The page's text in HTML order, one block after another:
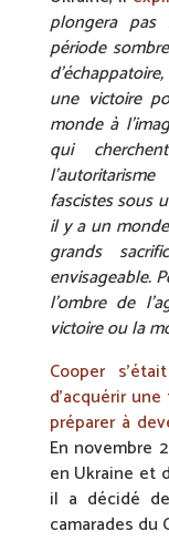
plongera pas
période
une victoire
monde à
qui
fascistes sous
il y a un
grands
envisageable.
l’ombre de
victoire ou la
Cooper
d’acquérir
préparer à
En novembre
en Ukraine et
il a décidé
camarades du